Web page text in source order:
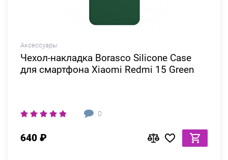
Аксессуары
Чехол-накладка Borasco Silicone Case
для смартфона Xiaomi Redmi 15 Green
0
640 ₽